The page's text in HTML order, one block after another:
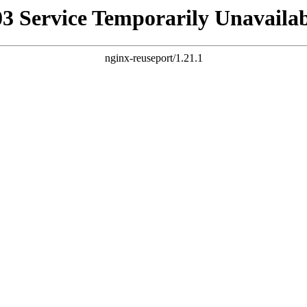
Service Temporarily
nginx-reuseport/1.21.1